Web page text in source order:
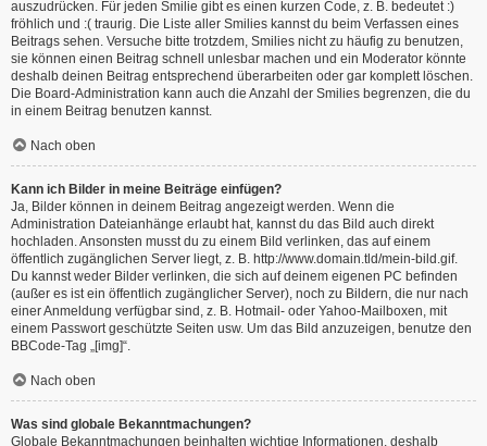
auszudrücken. Für jeden Smilie gibt es einen kurzen Code, z. B. bedeutet :)
fröhlich und :( traurig. Die Liste aller Smilies kannst du beim Verfassen eines
Beitrags sehen. Versuche bitte trotzdem, Smilies nicht zu häufig zu benutzen,
sie können einen Beitrag schnell unlesbar machen und ein Moderator könnte
deshalb deinen Beitrag entsprechend überarbeiten oder gar komplett löschen.
Die Board-Administration kann auch die Anzahl der Smilies begrenzen, die du
in einem Beitrag benutzen kannst.
Nach oben
Kann ich Bilder in meine Beiträge einfügen?
Ja, Bilder können in deinem Beitrag angezeigt werden. Wenn die
Administration Dateianhänge erlaubt hat, kannst du das Bild auch direkt
hochladen. Ansonsten musst du zu einem Bild verlinken, das auf einem
öffentlich zugänglichen Server liegt, z. B. http://www.domain.tld/mein-bild.gif.
Du kannst weder Bilder verlinken, die sich auf deinem eigenen PC befinden
(außer es ist ein öffentlich zugänglicher Server), noch zu Bildern, die nur nach
einer Anmeldung verfügbar sind, z. B. Hotmail- oder Yahoo-Mailboxen, mit
einem Passwort geschützte Seiten usw. Um das Bild anzuzeigen, benutze den
BBCode-Tag „[img]“.
Nach oben
Was sind globale Bekanntmachungen?
Globale Bekanntmachungen beinhalten wichtige Informationen, deshalb